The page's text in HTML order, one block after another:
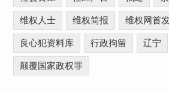
维权人士 维权简报 维权网首
良心犯资料库 行政拘留 辽宁
颠覆国家政权罪